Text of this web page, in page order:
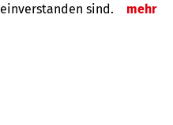
sind.
mehr